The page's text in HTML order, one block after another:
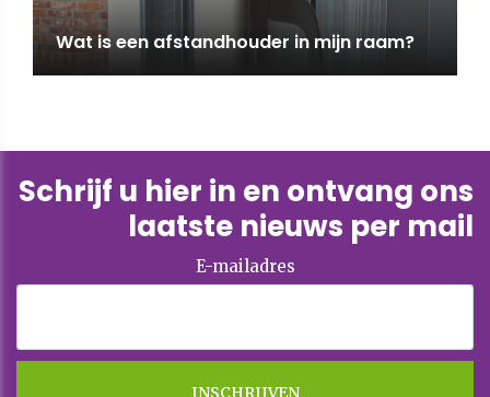
Wat is een afstandhouder in mijn raam?
Schrijf u hier in en ontvang ons
laatste nieuws per mail
E-mailadres